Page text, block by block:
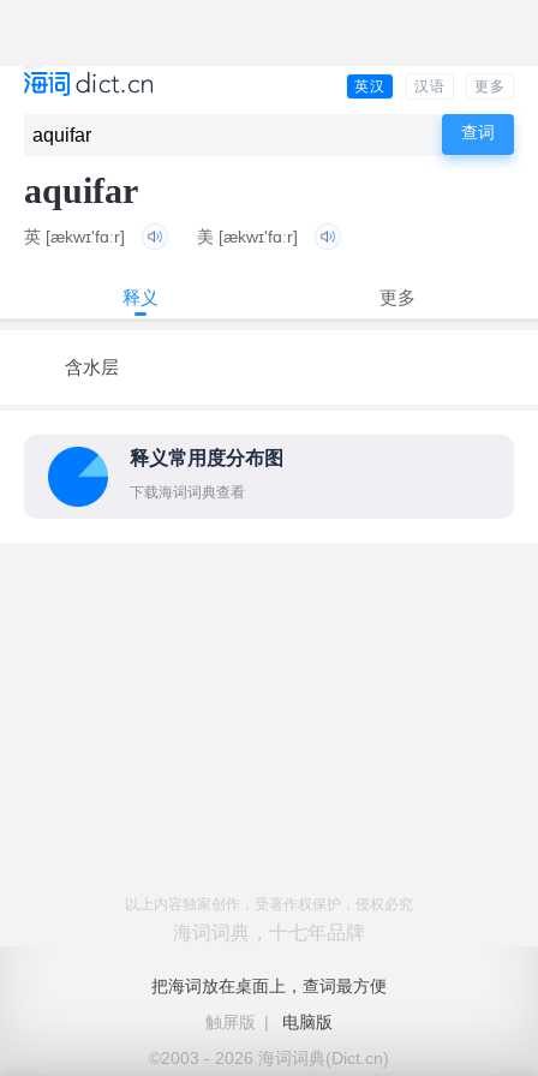
英汉 汉语 更多
aquifar
英 [ækwɪ'fɑːr] 美 [ækwɪ'fɑːr]
释义 更多
含水层
释义常用度分布图
下载海词词典查看
以上内容独家创作，受著作权保护，侵权必究
海词词典，十七年品牌
把海词放在桌面上，查词最方便
触屏版
|
电脑版
©2003 - 2026 海词词典(Dict.cn)